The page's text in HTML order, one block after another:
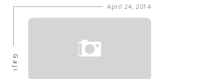
April 24, 2014
Gaji